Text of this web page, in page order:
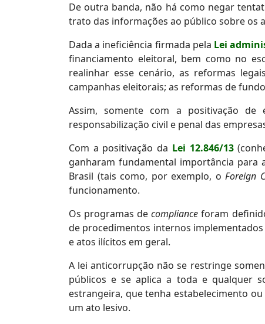
De outra banda, não há como negar
trato das informações ao público sobre os
Dada a ineficiência firmada pela Lei
financiamento eleitoral, bem como no
realinhar esse cenário, as reformas
campanhas eleitorais; as reformas de
Assim, somente com a positivação
responsabilização civil e penal das
Com a positivação da Lei 12.846/13
ganharam fundamental importância para
Brasil (tais como, por exemplo, oForeign
funcionamento.
Os programas decompliance foram
de procedimentos internos
e atos ilícitos em geral.
A lei anticorrupção não se restringe
públicos e se aplica a toda e qualquer
estrangeira, que tenha estabelecimento
um ato lesivo.